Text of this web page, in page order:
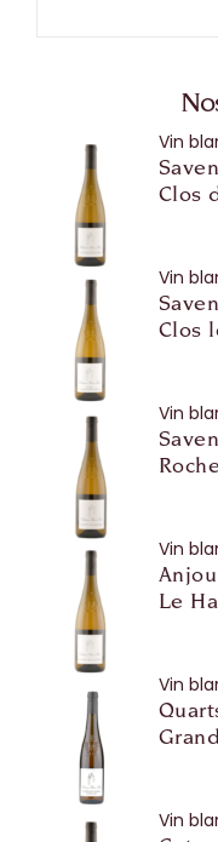
Vin
Clos
Vin
Clos
Vin
Vin
Anjou
Le
Vin
Vin